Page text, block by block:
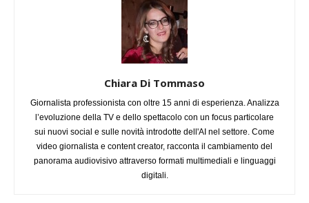
Chiara Di Tommaso
Giornalista professionista con oltre 15 anni di esperienza. Analizza
l’evoluzione della TV e dello spettacolo con un focus particolare
sui nuovi social e sulle novità introdotte dell'AI nel settore. Come
video giornalista e content creator, racconta il cambiamento del
panorama audiovisivo attraverso formati multimediali e linguaggi
digitali.